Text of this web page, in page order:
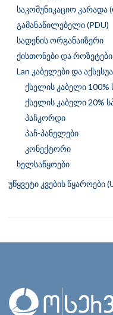
საკომუნიკაციო კარადა
გამანაწილებელი (PDU)
სადენის ორგანაიზერი
ქისთონები და როზეტები
Lan კაბელები და
ქსელის კაბელი 100%
ქსელის კაბელი 20%
პაჩკორდი
პაჩ-პანელები
კონექტორი
ხელსაწყოები
უწყვეტი კვების წყაროები